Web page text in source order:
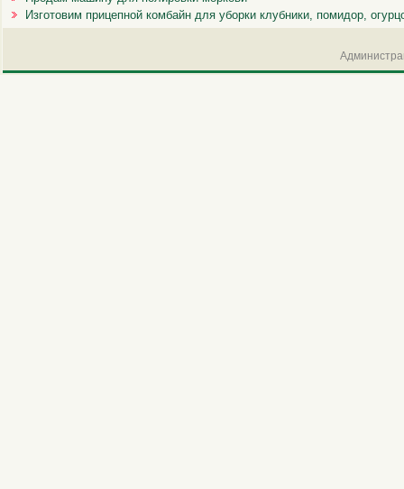
Изготовим прицепной комбайн для уборки клубники, помидор,